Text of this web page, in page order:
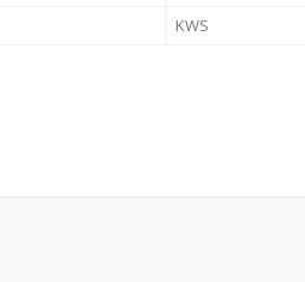
KWS